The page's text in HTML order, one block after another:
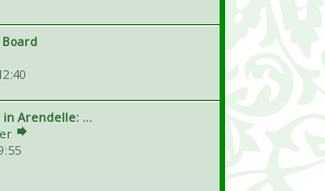
Board
in Arendelle: …